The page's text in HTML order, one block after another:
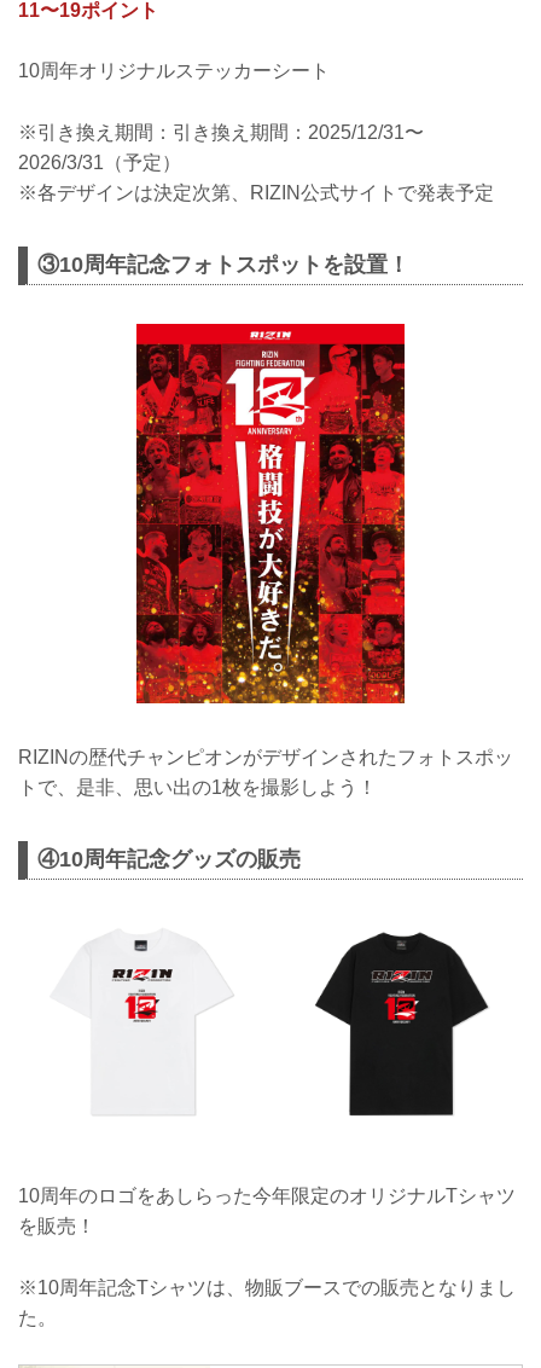
11〜19ポイント
10周年オリジナルステッカーシート
※引き換え期間：引き換え期間：2025/12/31〜
2026/3/31（予定）
※各デザインは決定次第、RIZIN公式サイトで発表予定
③10周年記念フォトスポットを設置！
RIZINの歴代チャンピオンがデザインされたフォトスポッ
トで、是非、思い出の1枚を撮影しよう！
④10周年記念グッズの販売
10周年のロゴをあしらった今年限定のオリジナルTシャツ
を販売！
※10周年記念Tシャツは、物販ブースでの販売となりまし
た。